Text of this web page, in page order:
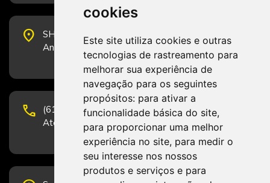
cookies
Este site utiliza cookies e outras
tecnologias de rastreamento para
melhorar sua experiência de
navegação para os seguintes
propósitos: para ativar a
funcionalidade básica do site,
para proporcionar uma melhor
experiência no site, para medir o
seu interesse nos nossos
produtos e serviços e para
place
SHS Quadra 6, Bloco E, Complexo Brasil 21, 20º
Andar, Sala 2001 - CEP 70322-915 - Brasília/DF
phone
(61) 3223-1652 e (61) 98131-3801.
Atendimento por telefone em horário comercial